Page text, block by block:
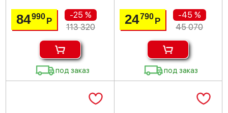
84990Р
-25 %
113 320
под заказ
24790 Р
-45 %
45 070
под заказ